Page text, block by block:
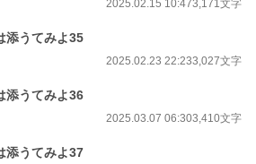
2025.02.15 10:473,171文字
添うてみよ35
2025.02.23 22:233,027文字
添うてみよ36
2025.03.07 06:303,410文字
添うてみよ37